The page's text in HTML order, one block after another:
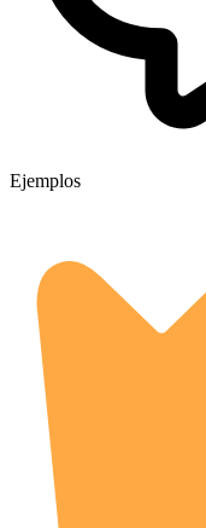
Ejemplos